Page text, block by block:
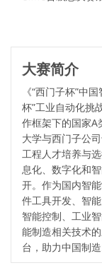
大赛简介
《“西门子杯”中
杯”工业自动化挑
作框架下的国家A
大学与西门子公
工程人才培养与
息化、数字化和
开。作为国内智
件工具开发、智
智能控制、工业
能制造相关技术
台，助力中国制造